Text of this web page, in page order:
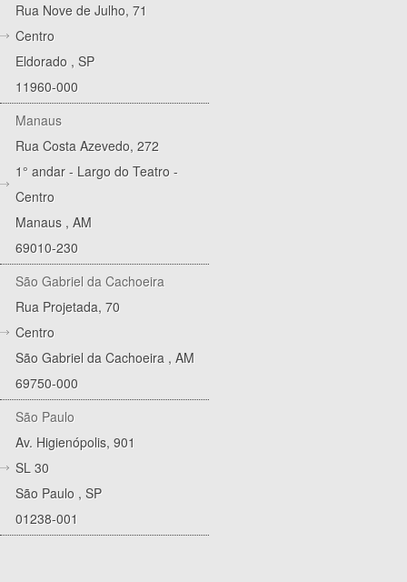
Rua Nove de Julho, 71
Centro
Eldorado , SP
11960-000
Manaus
Rua Costa Azevedo, 272
1° andar - Largo do Teatro -
Centro
Manaus , AM
69010-230
São Gabriel da Cachoeira
Rua Projetada, 70
Centro
São Gabriel da Cachoeira , AM
69750-000
São Paulo
Av. Higienópolis, 901
SL 30
São Paulo , SP
01238-001